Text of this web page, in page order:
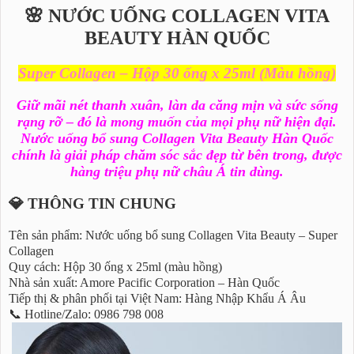
🌸 NƯỚC UỐNG COLLAGEN VITA
BEAUTY HÀN QUỐC
Super Collagen – Hộp 30 ống x 25ml (Màu hồng)
Giữ mãi nét thanh xuân, làn da căng mịn và sức sống
rạng rỡ – đó là mong muốn của mọi phụ nữ hiện đại.
Nước uống bổ sung Collagen Vita Beauty Hàn Quốc
chính là giải pháp chăm sóc sắc đẹp từ bên trong, được
hàng triệu phụ nữ châu Á tin dùng.
💎 THÔNG TIN CHUNG
Tên sản phẩm: Nước uống bổ sung Collagen Vita Beauty – Super
Collagen
Quy cách: Hộp 30 ống x 25ml (màu hồng)
Nhà sản xuất: Amore Pacific Corporation – Hàn Quốc
Tiếp thị & phân phối tại Việt Nam: Hàng Nhập Khẩu Á Âu
📞 Hotline/Zalo: 0986 798 008